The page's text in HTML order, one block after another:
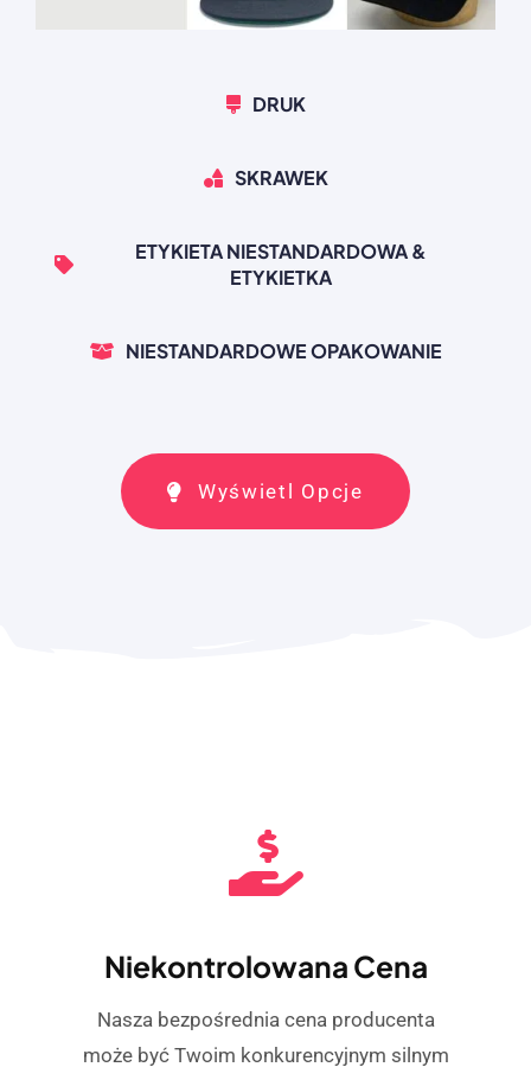
DRUK
SKRAWEK
ETYKIETA NIESTANDARDOWA &
ETYKIETKA
NIESTANDARDOWE OPAKOWANIE
Wyświetl Opcje
Niekontrolowana Cena
Nasza bezpośrednia cena producenta
może być Twoim konkurencyjnym silnym